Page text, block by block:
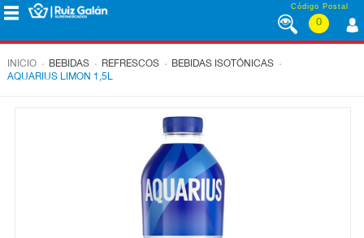
Saltar al contenido Código Postal
0
CORPORATIVO
INICIO . BEBIDAS . REFRESCOS . BEBIDAS ISOTÓNICAS .
AQUARIUS LIMON 1,5L